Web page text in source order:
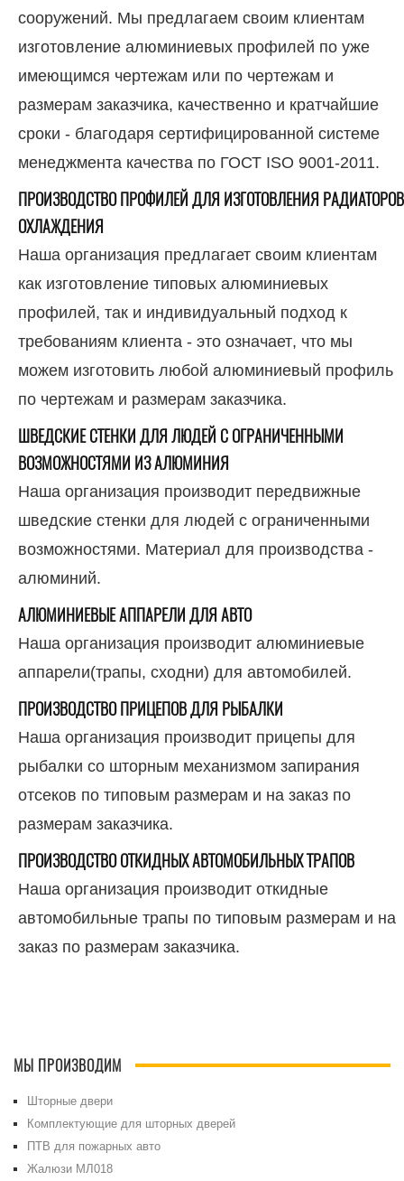
сооружений. Мы предлагаем своим клиентам
изготовление алюминиевых профилей по уже
имеющимся чертежам или по чертежам и
размерам заказчика, качественно и кратчайшие
сроки - благодаря сертифицированной системе
менеджмента качества по ГОСТ ISO 9001-2011.
ПРОИЗВОДСТВО ПРОФИЛЕЙ ДЛЯ ИЗГОТОВЛЕНИЯ РАДИАТОРОВ
ОХЛАЖДЕНИЯ
Наша организация предлагает своим клиентам
как изготовление типовых алюминиевых
профилей, так и индивидуальный подход к
требованиям клиента - это означает, что мы
можем изготовить любой алюминиевый профиль
по чертежам и размерам заказчика.
ШВЕДСКИЕ СТЕНКИ ДЛЯ ЛЮДЕЙ С ОГРАНИЧЕННЫМИ
ВОЗМОЖНОСТЯМИ ИЗ АЛЮМИНИЯ
Наша организация производит передвижные
шведские стенки для людей с ограниченными
возможностями. Материал для производства -
алюминий.
АЛЮМИНИЕВЫЕ АППАРЕЛИ ДЛЯ АВТО
Наша организация производит алюминиевые
аппарели(трапы, сходни) для автомобилей.
ПРОИЗВОДСТВО ПРИЦЕПОВ ДЛЯ РЫБАЛКИ
Наша организация производит прицепы для
рыбалки со шторным механизмом запирания
отсеков по типовым размерам и на заказ по
размерам заказчика.
ПРОИЗВОДСТВО ОТКИДНЫХ АВТОМОБИЛЬНЫХ ТРАПОВ
Наша организация производит откидные
автомобильные трапы по типовым размерам и на
заказ по размерам заказчика.
МЫ ПРОИЗВОДИМ
Шторные двери
Комплектующие для шторных дверей
ПТВ для пожарных авто
Жалюзи МЛ018